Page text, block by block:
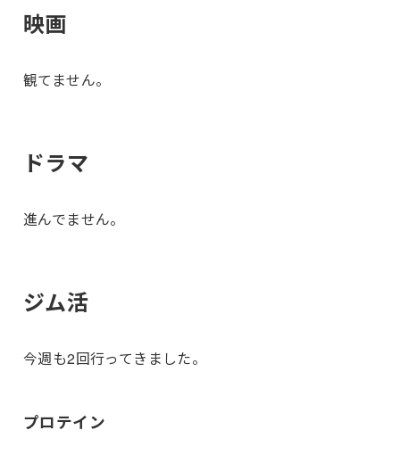
映画
観てません。
ドラマ
進んでません。
ジム活
今週も2回行ってきました。
プロテイン